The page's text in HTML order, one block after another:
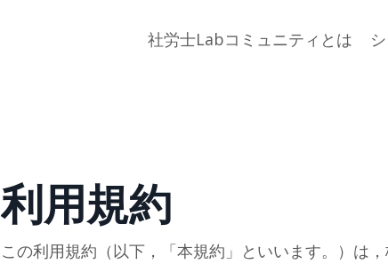
社労士Labコミュニティとは
利用規約
この利用規約（以下，「本規約」といいます。）は